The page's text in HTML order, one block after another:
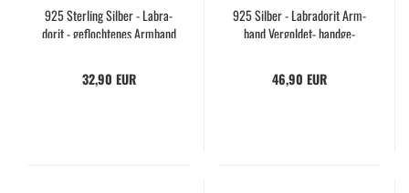
925 Ster­ling Sil­ber - La­bra­
do­rit - ge­floch­te­nes Arm­band
Grau - Ge­schenk­idee
32,90 EUR
925 Sil­ber - La­bra­do­rit Arm­
band Vergoldet-​​ hand­ge­
schenk für Sie - Heil­stein -
Grau
46,90 EUR